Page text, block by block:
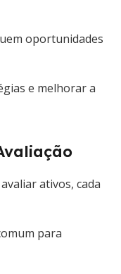
oportunidades
e melhorar a
ativos, cada
para